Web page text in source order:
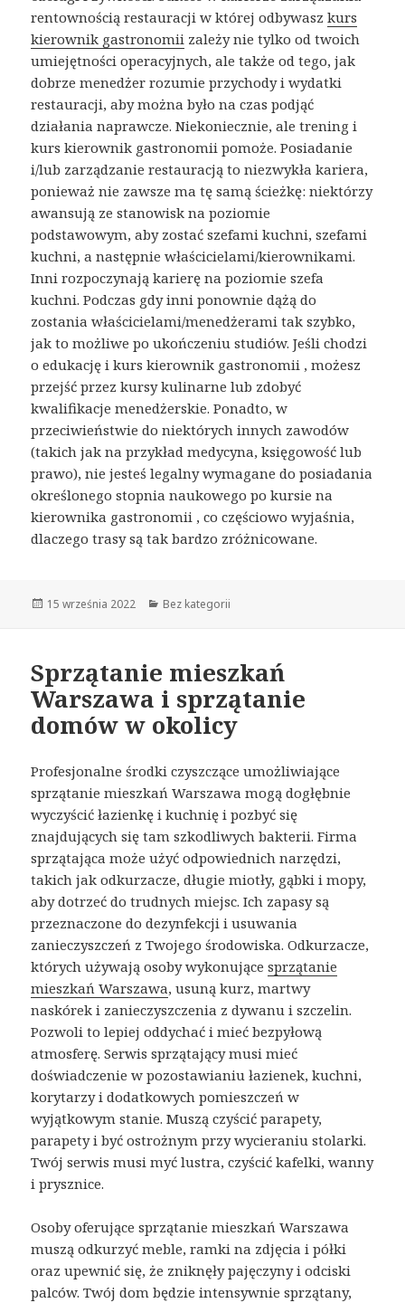
rentownością restauracji w której odbywaszkurs
kierownik gastronomii zależy nie tylko od twoich
umiejętności operacyjnych, ale także od tego, jak
dobrze menedżer rozumie przychody i wydatki
restauracji, aby można było na czas podjąć
działania naprawcze. Niekoniecznie, ale trening i
kurs kierownik gastronomii pomoże. Posiadanie
i/lub zarządzanie restauracją to niezwykła kariera,
ponieważ nie zawsze ma tę samą ścieżkę: niektórzy
awansują ze stanowisk na poziomie
podstawowym, aby zostać szefami kuchni, szefami
kuchni, a następnie właścicielami/kierownikami.
Inni rozpoczynają karierę na poziomie szefa
kuchni. Podczas gdy inni ponownie dążą do
zostania właścicielami/menedżerami tak szybko,
jak to możliwe po ukończeniu studiów. Jeśli chodzi
o edukację i kurs kierownik gastronomii , możesz
przejść przez kursy kulinarne lub zdobyć
kwalifikacje menedżerskie. Ponadto, w
przeciwieństwie do niektórych innych zawodów
(takich jak na przykład medycyna, księgowość lub
prawo), nie jesteś legalny wymagane do posiadania
określonego stopnia naukowego po kursie na
kierownika gastronomii , co częściowo wyjaśnia,
dlaczego trasy są tak bardzo zróżnicowane.
Opublikowano
15 września 2022 Kategorie
Bez kategorii
Sprzątanie mieszkań
Warszawa i sprzątanie
domów w okolicy
Profesjonalne środki czyszczące umożliwiające
sprzątanie mieszkań Warszawa mogą dogłębnie
wyczyścić łazienkę i kuchnię i pozbyć się
znajdujących się tam szkodliwych bakterii. Firma
sprzątająca może użyć odpowiednich narzędzi,
takich jak odkurzacze, długie miotły, gąbki i mopy,
aby dotrzeć do trudnych miejsc. Ich zapasy są
przeznaczone do dezynfekcji i usuwania
zanieczyszczeń z Twojego środowiska. Odkurzacze,
których używają osoby wykonującesprzątanie
mieszkań Warszawa, usuną kurz, martwy
naskórek i zanieczyszczenia z dywanu i szczelin.
Pozwoli to lepiej oddychać i mieć bezpyłową
atmosferę. Serwis sprzątający musi mieć
doświadczenie w pozostawianiu łazienek, kuchni,
korytarzy i dodatkowych pomieszczeń w
wyjątkowym stanie. Muszą czyścić parapety,
parapety i być ostrożnym przy wycieraniu stolarki.
Twój serwis musi myć lustra, czyścić kafelki, wanny
i prysznice.
Osoby oferujące sprzątanie mieszkań Warszawa
muszą odkurzyć meble, ramki na zdjęcia i półki
oraz upewnić się, że zniknęły pajęczyny i odciski
palców. Twój dom będzie intensywnie sprzątany,